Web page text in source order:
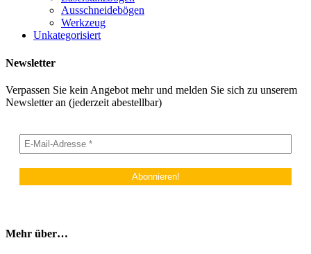
Ausschneidebögen
Werkzeug
Unkategorisiert
Newsletter
Verpassen Sie kein Angebot mehr und melden Sie sich zu unserem
Newsletter an (jederzeit abestellbar)
Mehr über…